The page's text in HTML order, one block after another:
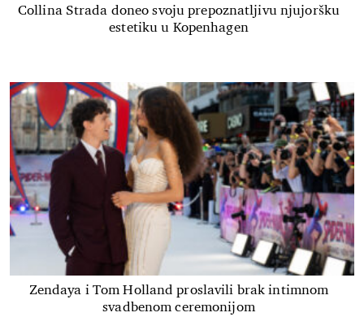
Collina Strada doneo svoju prepoznatljivu njujoršku
estetiku u Kopenhagen
Zendaya i Tom Holland proslavili brak intimnom
svadbenom ceremonijom